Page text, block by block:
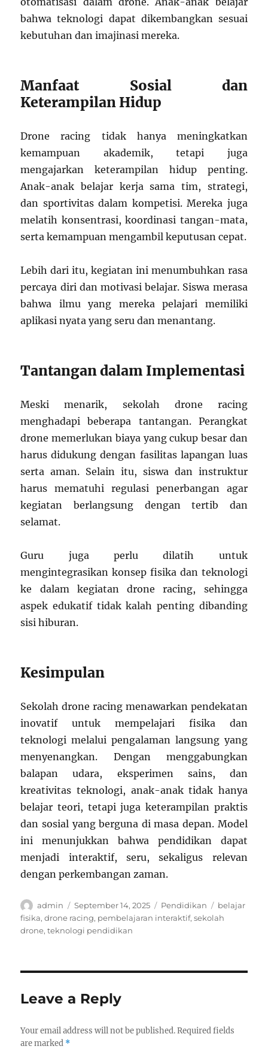
bahwa teknologi dapat dikembangkan sesuai
kebutuhan dan imajinasi mereka.
Manfaat Sosial dan
Keterampilan Hidup
Drone racing tidak hanya meningkatkan
kemampuan akademik, tetapi juga
mengajarkan keterampilan hidup penting.
Anak-anak belajar kerja sama tim, strategi,
dan sportivitas dalam kompetisi. Mereka juga
melatih konsentrasi, koordinasi tangan-mata,
serta kemampuan mengambil keputusan cepat.
Lebih dari itu, kegiatan ini menumbuhkan rasa
percaya diri dan motivasi belajar. Siswa merasa
bahwa ilmu yang mereka pelajari memiliki
aplikasi nyata yang seru dan menantang.
Tantangan dalam Implementasi
Meski menarik, sekolah drone racing
menghadapi beberapa tantangan. Perangkat
drone memerlukan biaya yang cukup besar dan
harus didukung dengan fasilitas lapangan luas
serta aman. Selain itu, siswa dan instruktur
harus mematuhi regulasi penerbangan agar
kegiatan berlangsung dengan tertib dan
selamat.
Guru juga perlu dilatih untuk
mengintegrasikan konsep fisika dan teknologi
ke dalam kegiatan drone racing, sehingga
aspek edukatif tidak kalah penting dibanding
sisi hiburan.
Kesimpulan
Sekolah drone racing menawarkan pendekatan
inovatif untuk mempelajari fisika dan
teknologi melalui pengalaman langsung yang
menyenangkan. Dengan menggabungkan
balapan udara, eksperimen sains, dan
kreativitas teknologi, anak-anak tidak hanya
belajar teori, tetapi juga keterampilan praktis
dan sosial yang berguna di masa depan. Model
ini menunjukkan bahwa pendidikan dapat
menjadi interaktif, seru, sekaligus relevan
dengan perkembangan zaman.
Author
admin
Posted
on
September 14, 2025 Categories
Pendidikan Tags
belajar
fisika,drone racing, pembelajaran interaktif,sekolah
drone,teknologi pendidikan
Leave a Reply
Your email address will not be published. Required fields
are marked *